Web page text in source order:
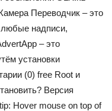
Переводчик – это
любые надписи,
– это
установки
(0) free Root и
Версия
Hover mouse on top of